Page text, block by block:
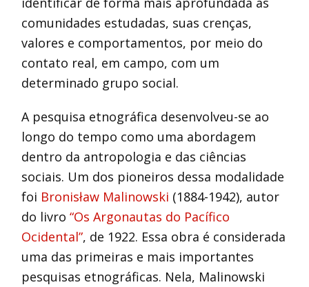
comunidades estudadas, suas crenças,
valores e comportamentos, por meio do
contato real, em campo, com um
determinado grupo social.
A pesquisa etnográfica desenvolveu-se ao
longo do tempo como uma abordagem
dentro da antropologia e das ciências
sociais. Um dos pioneiros dessa modalidade
foi Bronisław Malinowski (1884-1942), autor
do livro“Os Argonautas do Pacífico
Ocidental”, de 1922. Essa obra é considerada
uma das primeiras e mais importantes
pesquisas etnográficas. Nela, Malinowski